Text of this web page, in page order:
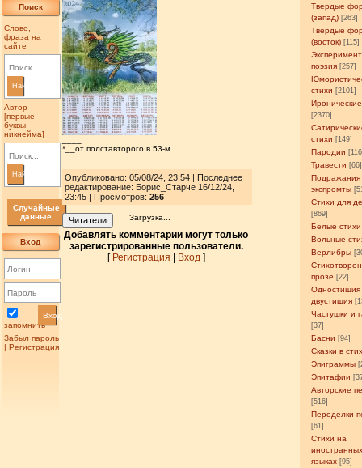
Поиск
Слово,
фраза на
сайте
Найти
Автор
[первые
буквы
никнейма]
Найти
Случайные
данные
Вход
запомнить
Вход
Забыл пароль
| Регистрация
Твердые
(запад) [263]
Твердые
(восток) [115]
поэзия [257]
стихи [2101]
[2370]
стихи [149]
Пародии
Травести [66]
Подражания
экспромты
Стихи для
[869]
Белые стихи
Вольные
Верлибры
прозе [22]
Одностишия
двустишия
Частушки и
[37]
Басни [94]
Сказки в
Эпиграммы
Эпитафии
Авторские
[516]
Переделки
[61]
Стихи на
языках [95]
*__от полставторого в 53-м
Опубликовано: 05/08/24, 23:54 | Последнее
редактирование: Борис_Старче 16/12/24,
23:45 | Просмотров: 256
Читатели Загрузка...
Добавлять комментарии могут только
зарегистрированные пользователи.
[ Регистрация Вход]